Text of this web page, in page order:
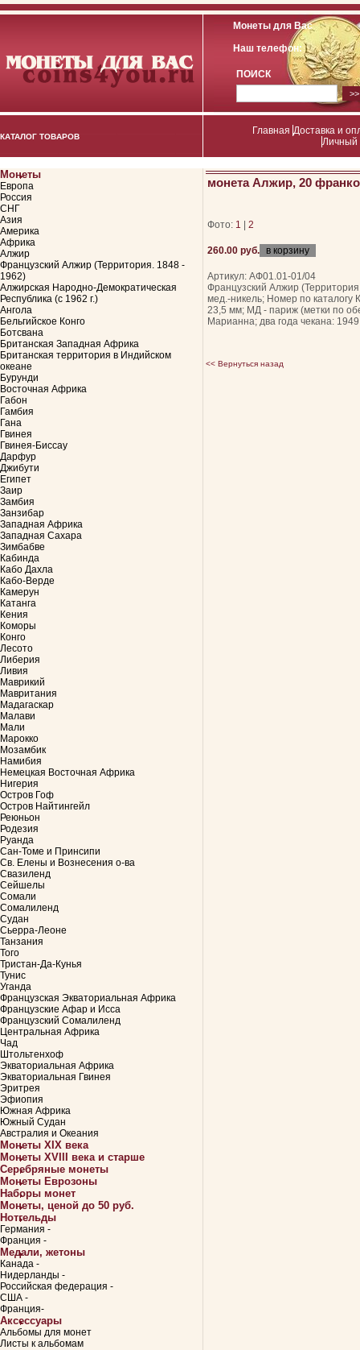
Монеты для Вас
Наш телефон:
ПОИСК
КАТАЛОГ ТОВАРОВ
Главная Доставка и
Личный
Монеты
Европа
Россия
СНГ
Азия
Америка
Африка
Алжир
Французский Алжир (Территория. 1848 -
1962)
Алжирская Народно-Демократическая
Республика (с 1962 г.)
Ангола
Бельгийское Конго
Ботсвана
Британская Западная Африка
Британская территория в Индийском
океане
Бурунди
Восточная Африка
Габон
Гамбия
Гана
Гвинея
Гвинея-Биссау
Дарфур
Джибути
Египет
Заир
Замбия
Занзибар
Западная Африка
Западная Сахара
Зимбабве
Кабинда
Кабо Дахла
Кабо-Верде
Камерун
Катанга
Кения
Коморы
Конго
Лесото
Либерия
Ливия
Маврикий
Мавритания
Мадагаскар
Малави
Мали
Марокко
Мозамбик
Намибия
Немецкая Восточная Африка
Нигерия
Остров Гоф
Остров Найтингейл
Реюньон
Родезия
Руанда
Сан-Томе и Принсипи
Св. Елены и Вознесения о-ва
Свазиленд
Сейшелы
Сомали
Сомалиленд
Судан
Сьерра-Леоне
Танзания
Того
Тристан-Да-Кунья
Тунис
Уганда
Французская Экваториальная Африка
Французские Афар и Исса
Французский Сомалиленд
Центральная Африка
Чад
Штольтенхоф
Экваториальная Африка
Экваториальная Гвинея
Эритрея
Эфиопия
Южная Африка
Южный Судан
Австралия и Океания
Монеты XIX века
Монеты XVIII века и старше
Серебряные монеты
Монеты Еврозоны
Наборы монет
Монеты, ценой до 50 руб.
Нотгельды
Германия -
Франция -
Медали, жетоны
Канада -
Нидерланды -
Российская федерация -
США -
Франция-
Аксессуары
Альбомы для монет
Листы к альбомам
монета Алжир, 20
Фото: 1 2
260.00 руб.
Артикул: АФ01.01-01/04
Французский Алжир
мед.-никель; Номер по каталогу
23,5 мм; МД - париж (метки по
Марианна; два года чекана:
<< Вернуться назад